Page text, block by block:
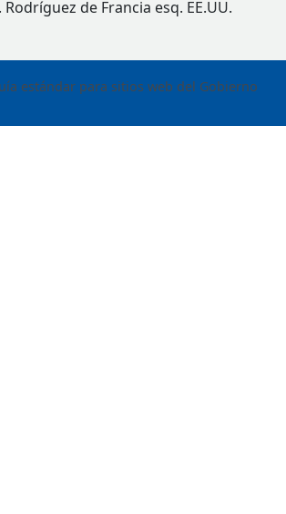
Rodríguez de Francia esq. EE.UU.
estándar para sitios web del Gobierno